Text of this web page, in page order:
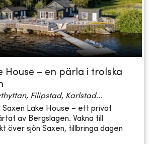
House – en pärla i trolska
Filipstad, Karlstad...
Saxen Lake House – ett privat
av Bergslagen. Vakna till
över sjön Saxen, tillbringa dagen